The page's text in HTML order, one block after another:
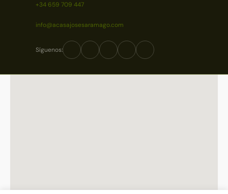
+34 659 709 447
info@acasajosesaramago.com
Síguenos: